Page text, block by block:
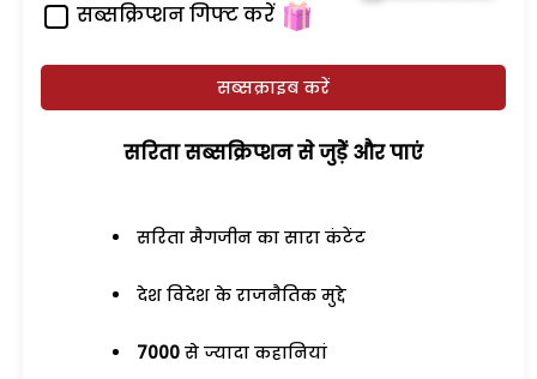
सब्सक्रिप्शन गिफ्ट करें
सब्सक्राइब करें
सरिता सब्सक्रिप्शन से जुड़ेें और पाएं
सरिता मैगजीन का सारा कंटेंट
देश विदेश के राजनैतिक मुद्दे
7000 से ज्यादा कहानियां